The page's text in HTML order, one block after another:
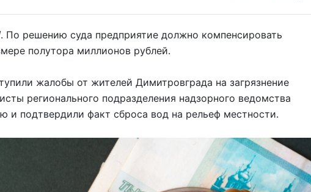
. По решению суда предприятие должно компенсировать
полутора миллионов рублей.
жалобы от жителей Димитровграда на загрязнение
регионального подразделения надзорного ведомства
и подтвердили факт сброса вод на рельеф местности.